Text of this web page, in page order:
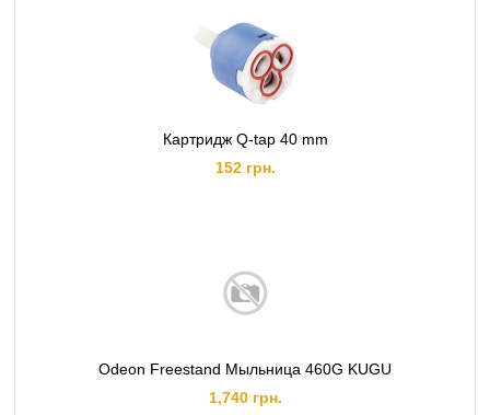
Картридж Q-tap 40 mm
152 грн.
Odeon Freestand Мыльница 460G KUGU
1,740 грн.